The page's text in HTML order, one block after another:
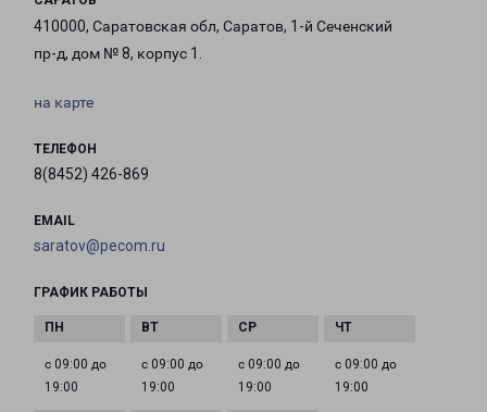
410000, Саратовская обл, Саратов, 1-й Сеченский
пр-д, дом № 8, корпус 1.
на карте
ТЕЛЕФОН
8(8452) 426-869
EMAIL
saratov@pecom.ru
ГРАФИК РАБОТЫ
с 09:00 до
19:00
с 09:00 до
19:00
с 09:00 до
19:00
с 09:00 до
19:00